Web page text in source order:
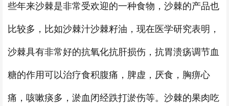
些年来沙棘是非常受欢迎的一种食物，沙棘的产品也
比较多，比如沙棘汁沙棘籽油，现在医学研究表明，
沙棘具有非常好的抗氧化抗肝损伤，抗胃溃疡调节血
糖的作用可以治疗食积腹痛，脾虚，厌食，胸痹心
痛，咳嗽痰多，淤血闭经跌打淤伤等。沙棘的果肉吃